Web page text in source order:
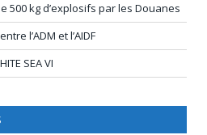
500 kg d’explosifs par les Douanes
l’ADM et l’AIDF
SEA VI